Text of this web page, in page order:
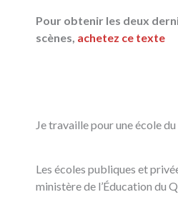
Pour obtenir les deux
scènes, achetez ce texte
Je travaille pour une école
Les écoles publiques et
ministère de l’Éducation du